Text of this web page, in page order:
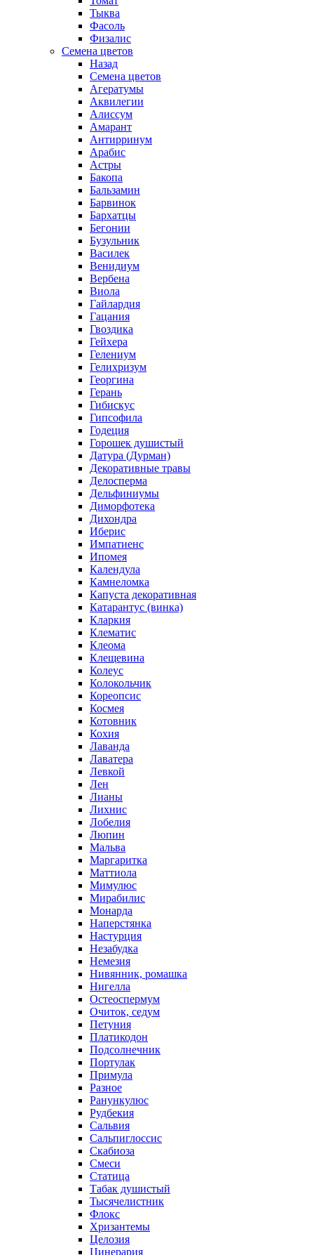
Тыква
Фасоль
Физалис
Семена цветов
Назад
Семена цветов
Агератумы
Аквилегии
Алиссум
Амарант
Антирринум
Арабис
Астры
Бакопа
Бальзамин
Барвинок
Бархатцы
Бегонии
Бузульник
Василек
Венидиум
Вербена
Виола
Гайлардия
Гацания
Гвоздика
Гейхера
Гелениум
Гелихризум
Георгина
Герань
Гибискус
Гипсофила
Годеция
Горошек душистый
Датура (Дурман)
Декоративные травы
Делосперма
Дельфиниумы
Диморфотека
Дихондра
Иберис
Импатиенс
Ипомея
Календула
Камнеломка
Капуста декоративная
Катарантус (винка)
Кларкия
Клематис
Клеома
Клещевина
Колеус
Колокольчик
Кореопсис
Космея
Котовник
Кохия
Лаванда
Лаватера
Левкой
Лен
Лианы
Лихнис
Лобелия
Люпин
Мальва
Маргаритка
Маттиола
Мимулюс
Мирабилис
Монарда
Наперстянка
Настурция
Незабудка
Немезия
Нивянник, ромашка
Нигелла
Остеоспермум
Очиток, седум
Петуния
Платикодон
Подсолнечник
Портулак
Примула
Разное
Ранункулюс
Рудбекия
Сальвия
Сальпиглоссис
Скабиоза
Смеси
Статица
Табак душистый
Тысячелистник
Флокс
Хризантемы
Целозия
Цинерария